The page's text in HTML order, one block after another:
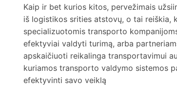
Kaip ir bet kurios kitos, pervežimais
iš logistikos srities atstovų, o tai reiškia,
specializuotomis transporto
efektyviai valdyti turimą, arba
apskaičiuoti reikalinga transportavimui
kuriamos transporto valdymo sistemos
efektyvinti savo veiklą